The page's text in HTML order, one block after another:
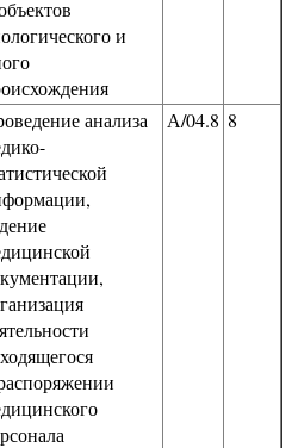
и
анализа
А/04.8 8